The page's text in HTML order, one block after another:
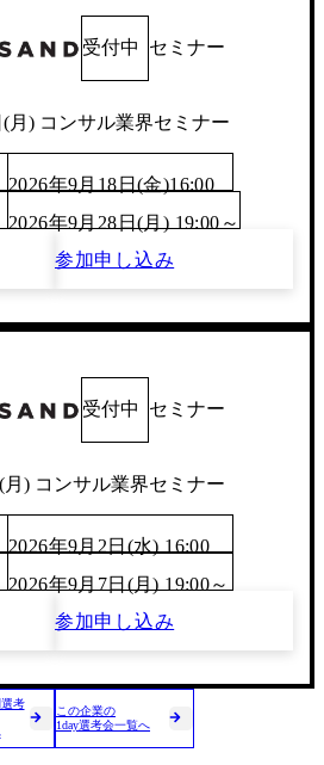
受付中 セミナー
(月) コンサル業界セミナー
2026年9月18日(金)16:00
2026年9月28日(月) 19:00～
参加申し込み
受付中 セミナー
月) コンサル業界セミナー
2026年9月2日(水) 16:00
2026年9月7日(月) 19:00～
参加申し込み
考
この企業の
1day選考会一覧へ